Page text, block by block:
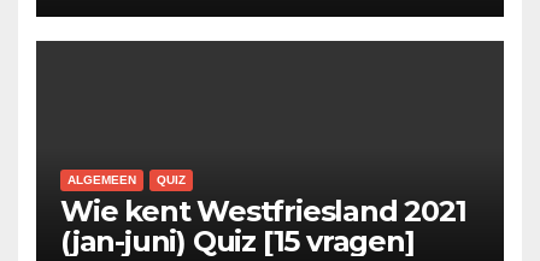
ALGEMEEN QUIZ
Wie kent Westfriesland 2021
(jan-juni) Quiz [15 vragen]